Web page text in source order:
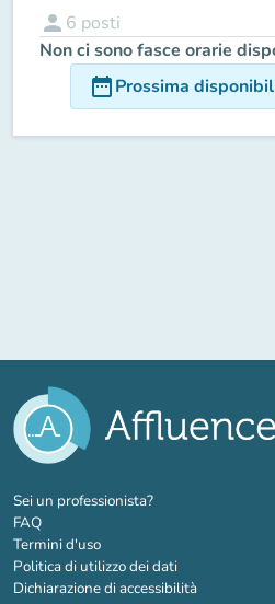
person 6 posti
Non ci sono fasce orarie
date_rangeProssima
Sei un professionista?(nuova scheda)
FAQ
Termini d'uso
Politica di utilizzo dei dati
Dichiarazione di accessibilità